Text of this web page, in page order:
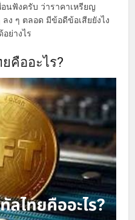
นฟังครับ ว่าราคาเหรียญ
ง ๆ ตลอด มีข้อดีข้อเสียยังไง
ย่างไร
คืออะไร?